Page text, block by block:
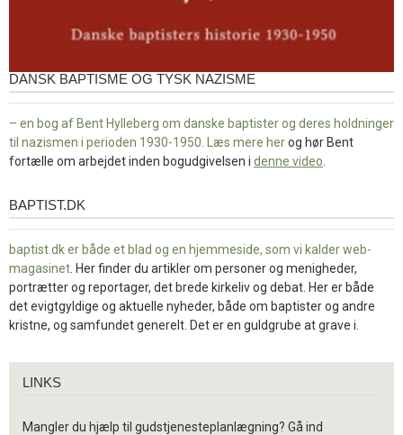
DANSK BAPTISME OG TYSK NAZISME
– en bog af Bent Hylleberg om danske baptister og deres holdninger
til nazismen i perioden 1930-1950. Læs mere herog hør Bent
fortælle om arbejdet inden bogudgivelsen i denne video
baptist.dk
BAPTIST.DK
baptist.dk er både et blad og en hjemmeside, som vi kalder web-
magasinet . Her finder du artikler om personer og menigheder,
portrætter og reportager, det brede kirkeliv og debat. Her er både
det evigtgyldige og aktuelle nyheder, både om baptister og andre
kristne, og samfundet generelt. Det er en guldgrube at grave i.
LINKS
Mangler du hjælp til gudstjenesteplanlægning? Gå ind